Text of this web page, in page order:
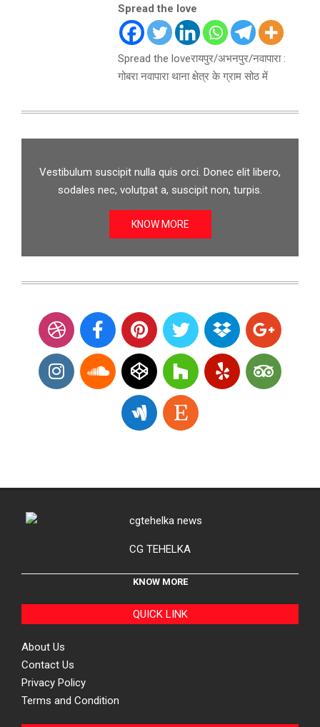
Spread the love
Spread the loveरायपुर/अभनपुर/नवापारा :
गोबरा नवापारा थाना क्षेत्र के ग्राम सोठ में
Vestibulum suscipit nulla quis orci. Donec elit libero,
sodales nec, volutpat a, suscipit non, turpis.
KNOW MORE
CG TEHELKA
KNOW MORE
QUICK LINK
About Us
Contact Us
Privacy Policy
Terms and Condition